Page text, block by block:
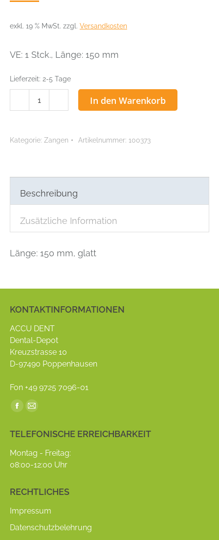
exkl. 19 % MwSt. zzgl. Versandkosten
VE: 1 Stck., Länge: 150 mm
Lieferzeit: 2-5 Tage
Menge
In den Warenkorb
Kategorie: Zangen Artikelnummer: 100373
Beschreibung
Zusätzliche Information
Länge: 150 mm, glatt
KONTAKTINFORMATIONEN
ACCU DENT
Dental-Depot
Kreuzstrasse 10
D-97490 Poppenhausen
Fon +49 9725 7096-01
Find us on:
Facebook
opens
in
new
Mail
opens
in
new
TELEFONISCHE ERREICHBARKEIT
Montag - Freitag:
08:00-12:00 Uhr
RECHTLICHES
Impressum
Datenschutzbelehrung